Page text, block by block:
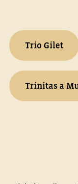
Trio Gilet
Trinitas a